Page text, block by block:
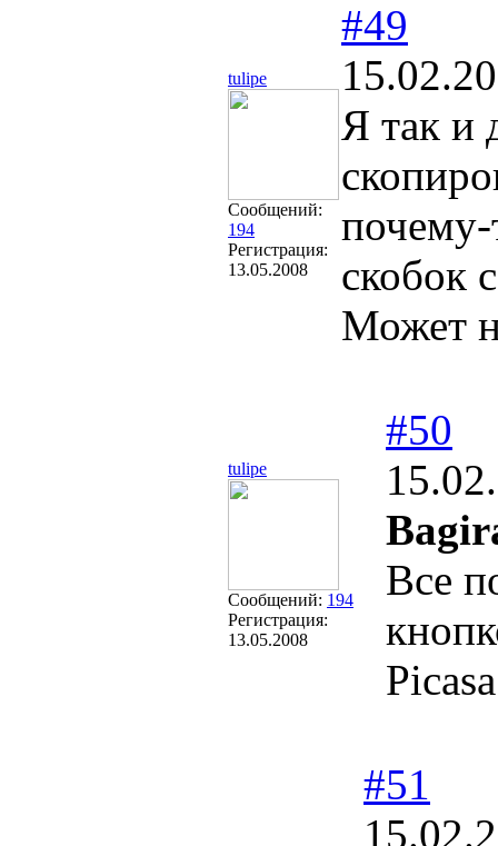
tulipe
Сообщений:
194
Регистрация:
13.05.2008
#49
Я так и
почему-
скобок
Может
tulipe
Сообщений: 194
Регистрация:
13.05.2008
#50
Все
#51